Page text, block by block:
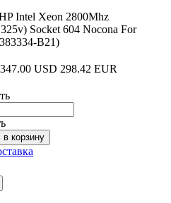
Intel Xeon 2800Mhz
Socket 604 Nocona For
B21)
347.00 USD 298.42 EUR